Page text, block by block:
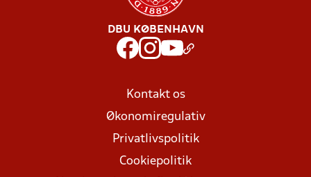
DBU KØBENHAVN
Kontakt os
Økonomiregulativ
Privatlivspolitik
Cookiepolitik